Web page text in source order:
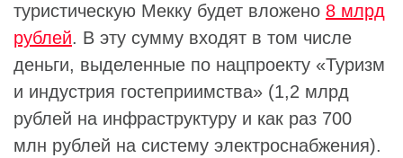
туристическую Мекку будет вложено 8 млрд
рублей. В эту сумму входят в том числе
деньги, выделенные по нацпроекту «Туризм
и индустрия гостеприимства» (1,2 млрд
рублей на инфраструктуру и как раз 700
млн рублей на систему электроснабжения).